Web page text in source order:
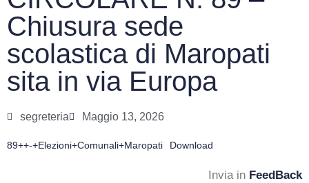
Chiusura sede
scolastica di Maropati
sita in via Europa
segreteria Maggio 13, 2026
89++-+Elezioni+Comunali+Maropati Download
Invia in FeedBack